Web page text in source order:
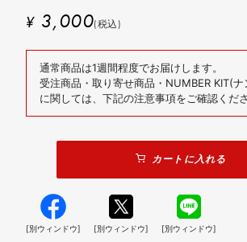
¥ 3,000(税込)
通常商品は1週間程度でお届けします。
受注商品・取り寄せ商品・NUMBER KIT(
に関しては、下記の注意事項をご確認くださ
カートに入れる
[別ウィンドウ] [別ウィンドウ] [別ウィンドウ]